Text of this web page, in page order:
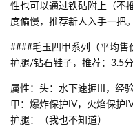
性也可以通过铁砧附上（不
度偏慢，推荐新人入手一把。
####毛玉四甲系列（平均
护腿/钻石鞋子，推荐：3.5
属性：头：水下速掘III，经
甲：爆炸保护IV，火焰保护
护腿：（我也不知道）